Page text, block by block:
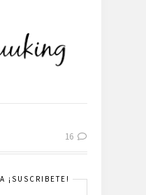
16
¡SUSCRIBETE!